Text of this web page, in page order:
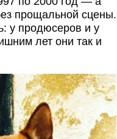
прощальной сцены.
у продюсеров и у
лет они так и